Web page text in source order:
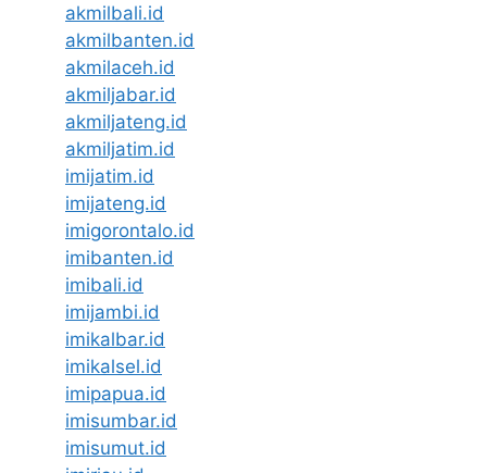
akmilbali.id
akmilbanten.id
akmilaceh.id
akmiljabar.id
akmiljateng.id
akmiljatim.id
imijatim.id
imijateng.id
imigorontalo.id
imibanten.id
imibali.id
imijambi.id
imikalbar.id
imikalsel.id
imipapua.id
imisumbar.id
imisumut.id